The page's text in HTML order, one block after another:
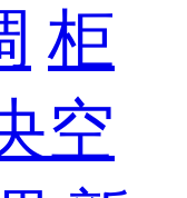
柜
空